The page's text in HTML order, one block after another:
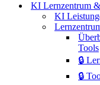
KI Lernzentrum
KI
Tools
🔒
🔒